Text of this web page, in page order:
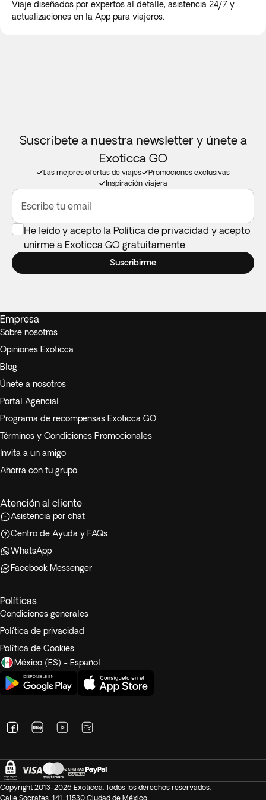
conexión a internet.
Viaje diseñados por expertos al detalle, asistencia 24/7 y
actualizaciones en la App para viajeros.
Suscríbete a nuestra newsletter y únete a
Exoticca GO
Las mejores ofertas de viajes
Promociones exclusivas
Inspiración viajera
Escribe tu email
He leído y acepto la Política de privacidad y acepto
unirme a Exoticca GO gratuitamente
Suscribirme
Empresa
Sobre nosotros
Opiniones Exoticca
Blog
Únete a nosotros
Portal Agencial
Programa de recompensas Exoticca GO
Términos y Condiciones Promocionales
Invita a un amigo
Ahorra con tu grupo
Atención al cliente
Asistencia por chat
Centro de Ayuda y FAQs
WhatsApp
Facebook Messenger
Políticas
Condiciones generales
Política de privacidad
Política de Cookies
México (ES) - Español
Copyright 2013-2026 Exoticca. Todos los derechos reservados.
Calle Socrates, 141, 11530 Ciudad de México